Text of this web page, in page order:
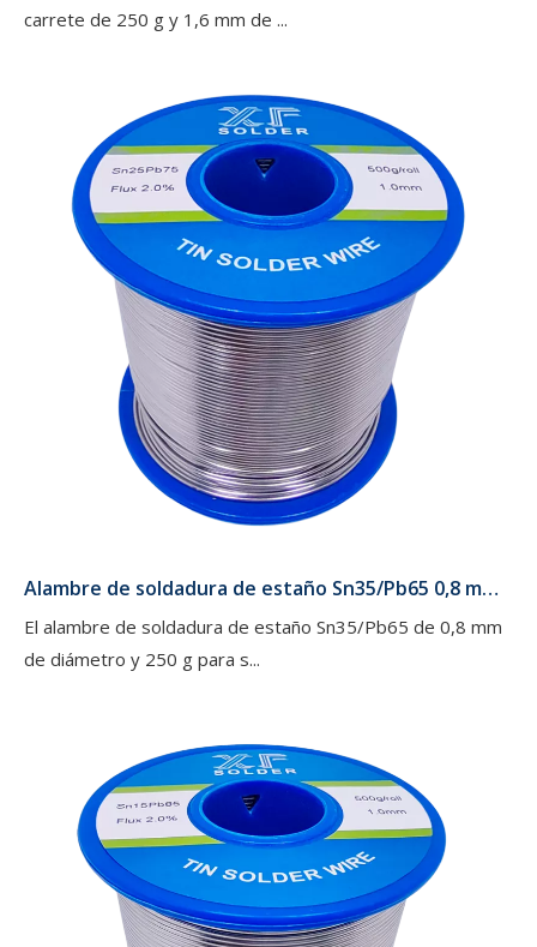
carrete de 250 g y 1,6 mm de ...
Alambre de soldadura de estaño Sn35/Pb65 0,8 mm de diámetro 250 g para soldadura por orificio pasante de China
El alambre de soldadura de estaño Sn35/Pb65 de 0,8 mm
de diámetro y 250 g para s...